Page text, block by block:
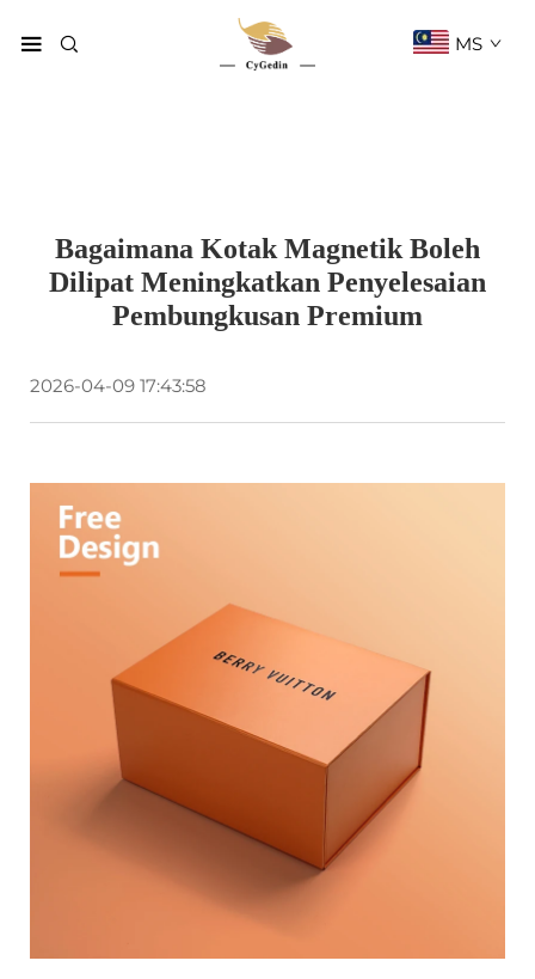
MS
Bagaimana Kotak Magnetik Boleh
Dilipat Meningkatkan Penyelesaian
Pembungkusan Premium
2026-04-09 17:43:58